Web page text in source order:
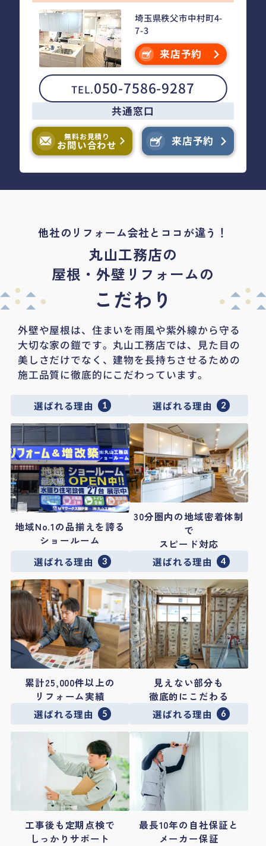
埼玉県秩父市中村町4-
7-3
来店予約
TEL.050-7586-9287
共通窓口
来店予約
無料お見積り
お問い合わせ
他社のリフォーム会社とココが違う！
丸山工務店の
屋根・外壁リフォームの
こだわり
外壁や屋根は、住まいを雨風や紫外線から守る
大切な家の鎧です。 丸山工務店では、見た目の
美しさだけでなく、建物を長持ちさせるための
施工品質に徹底的にこだわっています。
選ばれる理由 1
地域No.1の品揃えを誇る
ショールーム
選ばれる理由 2
30分圏内の地域密着体制
で
スピード対応
選ばれる理由
3
累計25,000件以上の
リフォーム実績
選ばれる理由 4
見えない部分も
徹底的にこだわる
選ばれる理由
5
工事後も定期点検で
しっかりサポート
選ばれる理由 6
最長10年の自社保証と
メーカー保証